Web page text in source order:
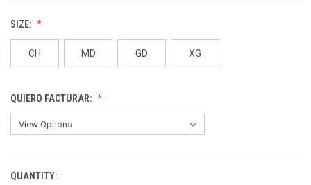
SIZE:
CH MD GD XG
QUIERO FACTURAR:
CURRENT
QUANTITY: